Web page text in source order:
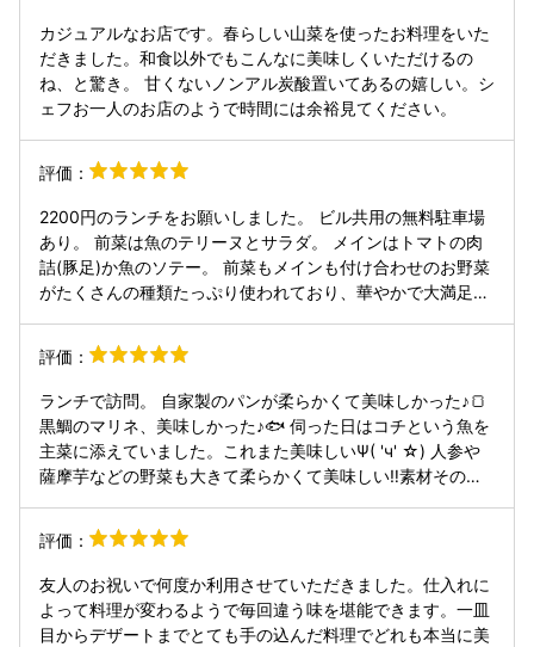
カジュアルなお店です。春らしい山菜を使ったお料理をいた
だきました。和食以外でもこんなに美味しくいただけるの
ね、と驚き。 甘くないノンアル炭酸置いてあるの嬉しい。シ
ェフお一人のお店のようで時間には余裕見てください。
評価：
2200円のランチをお願いしました。 ビル共用の無料駐車場
あり。 前菜は魚のテリーヌとサラダ。 メインはトマトの肉
詰(豚足)か魚のソテー。 前菜もメインも付け合わせのお野菜
がたくさんの種類たっぷり使われており、華やかで大満足で
もありましたが、アク抜きを丁寧にされており、美味しさに
感動。 自家製パン、クッキー、コーヒー付。 パンお代わり
は150円。 2900円になると、スープとプチデザートが追加
されます。 店内はテーブル3つとカウンター席。優しい感じ
のシェフ1人で接客から調理までこなしていて、また行きた
くなるビストロです。
評価：
ランチで訪問。 自家製のパンが柔らかくて美味しかった♪🍞
黒鯛のマリネ、美味しかった♪🐟 伺った日はコチという魚を
主菜に添えていました。これまた美味しいΨ( 'ч' ☆) 人参や
薩摩芋などの野菜も大きて柔らかくて美味しい‼️素材そのま
に美味しいんだ！と思いました。 シェフ1人で接客から調理
までされています。予約して行った方がいいのかなと思いま
した！ ごちそうさまでした😋
評価：
友人のお祝いで何度か利用させていただきました。仕入れに
よって料理が変わるようで毎回違う味を堪能できます。一皿
目からデザートまでとても手の込んだ料理でどれも本当に美